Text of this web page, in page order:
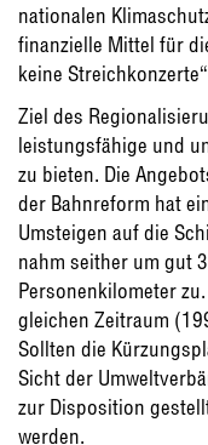
nationalen
finanzielle Mittel für
keine
Ziel des
leistungsfähige und
zu bieten. Die
der Bahnreform hat
Umsteigen auf die
nahm seither um gut
Personenkilometer
gleichen Zeitraum
Sollten die
Sicht der
zur Disposition
werden.